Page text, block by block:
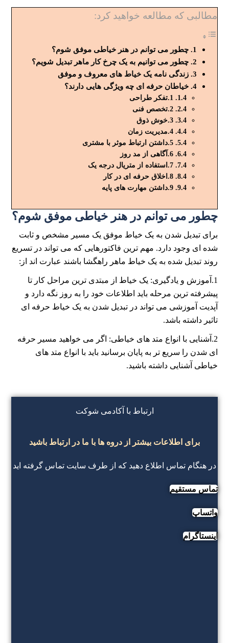
مطالبی که مطالعه خواهید کرد:
چطور می توانم در هنر خیاطی موفق شوم؟
چطور می توانیم به یک چرخ کار ماهر تبدیل شویم؟
زندگی نامه یک خیاط های معروف و موفق
خیاطان حرفه ای چه ویژگی هایی دارند؟
1.تفکر طراحی
2.تخصص فنی
3.خوش ذوق
4.مدیریت زمان
5.داشتن ارتباط موثر با مشتری
6.آگاهی از مد روز
7.استفاده از متریال درجه یک
8.اخلاق حرفه ای در کار
9.داشتن مهارت های پایه
چطور می توانم در هنر خیاطی موفق شوم؟
برای تبدیل شدن به یک خیاط موفق یک مسیر مشخص و ثابت
شده ای وجود دارد. مهم ترین فاکتورهایی که می تواند در تسریع
روند تبدیل شده به یک خیاط ماهر راهگشا باشند عبارت اند از:
1.آموزش و یادگیری: یک خیاط از مبتدی ترین مراحل کار تا
پیشرفته ترین مرحله باید اطلاعات خود را به روز نگه دارد و
آپدیت آموزشی می تواند در تبدیل شدن به یک خیاط حرفه ای
تاثیر داشته باشد.
2.آشنایی با انواع متد های خیاطی: اگر می خواهید مسیر حرفه
ای شدن را سریع تر به پایان برسانید باید با انواع متد های
خیاطی آشنایی داشته باشید.
ارتباط با آکادمی شوکت
برای اطلاعات بیشتر از دروه ها با ما در ارتباط باشید
در هنگام تماس اطلاع دهید که از طرف سایت تماس گرفته اید
تماس مستقیم
واتساپ
اینستاگرام